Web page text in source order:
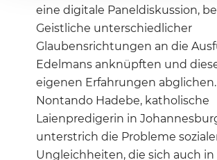
eine digitale Paneldiskussion,
Geistliche unterschiedlicher
Glaubensrichtungen an die
Edelmans anknüpften und
eigenen Erfahrungen abglichen.
Nontando Hadebe, katholische
Laienpredigerin in
unterstrich die Probleme
Ungleichheiten, die sich auch in